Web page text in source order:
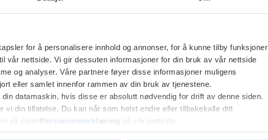
for å personalisere innhold og annonser, for å kunne tilby funksjoner
vår nettside. Vi gir dessuten informasjoner for din bruk av vår nettside
og analyser. Våre partnere føyer disse informasjoner muligens
eller samlet innenfor rammen av din bruk av tjenestene.
datamaskin, hvis disse er absolutt nødvendig for drift av denne siden.
vi din tillatelse. Du kan når som helst endre eller tilbakekalle ditt
på sidenPersonvernerklæring på vår nettside.